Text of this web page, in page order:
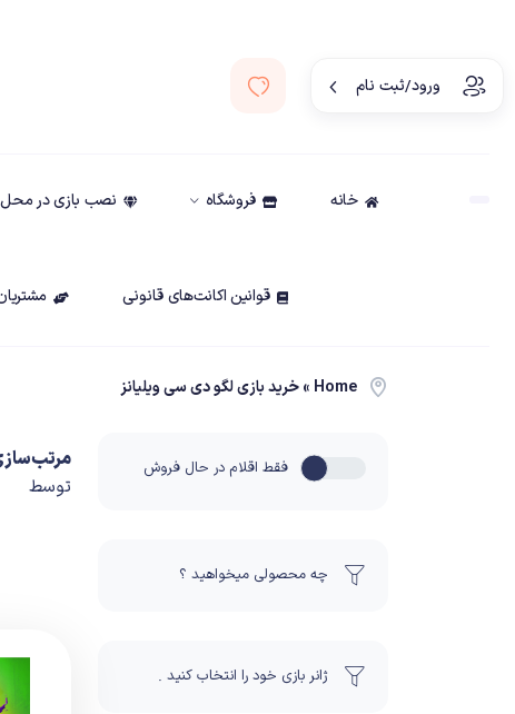
ورود/ثبت نام
خانه فروشگاه نصب بازی در محل
قوانین اکانت‌های قانونی
Home
»خرید بازی لگو دی سی ویلیانز
فقط اقلام در حال فروش
چه محصولی میخواهید ؟
ژانر بازی خود را انتخاب کنید .
توسط